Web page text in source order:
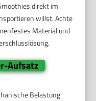
direkt im
willst. Achte
Material und
Aufsatz
Belastung